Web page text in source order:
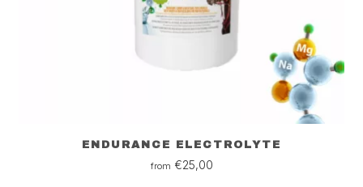
ENDURANCE ELECTROLYTE
from €25,00